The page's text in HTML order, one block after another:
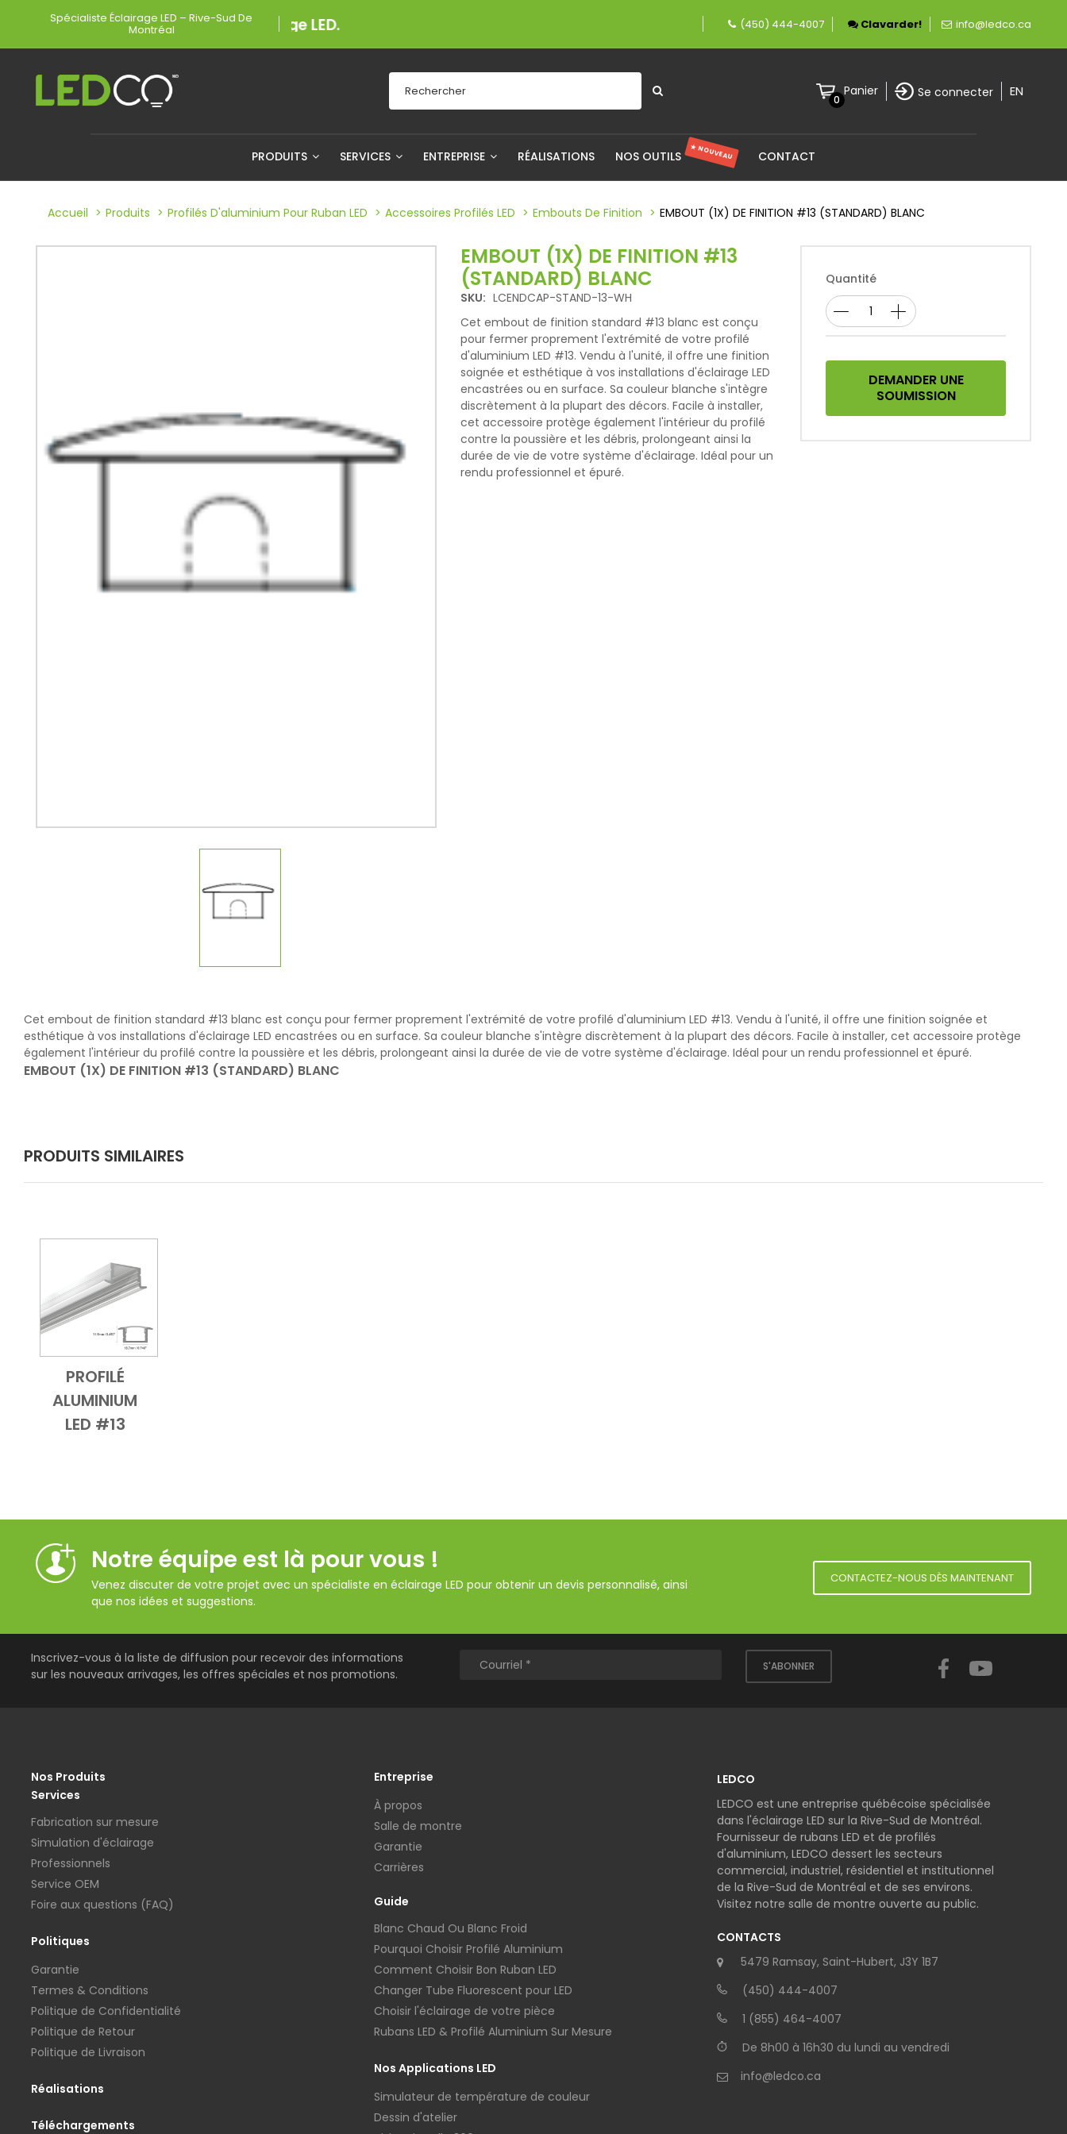
Spécialiste Éclairage LED – Rive-Sud De
Montréal Une entreprise fièrement canadienne spécialisée en
(450) 444-4007 Clavarder! info@ledco.ca
0
Panier Se connecter EN
PRODUITS SERVICES ENTREPRISE RÉALISATIONS NOS OUTILS ★ NOUVEAU CONTACT
Accueil Produits Profilés D'aluminium Pour Ruban LED Accessoires Profilés LED Embouts De Finition EMBOUT (1X) DE FINITION #13 (STANDARD) BLANC
EMBOUT (1X) DE FINITION #13
(STANDARD) BLANC
SKU: LCENDCAP-STAND-13-WH
Cet embout de finition standard #13 blanc est conçu
pour fermer proprement l'extrémité de votre profilé
d'aluminium LED #13. Vendu à l'unité, il offre une finition
soignée et esthétique à vos installations d'éclairage LED
encastrées ou en surface. Sa couleur blanche s'intègre
discrètement à la plupart des décors. Facile à installer,
cet accessoire protège également l'intérieur du profilé
contre la poussière et les débris, prolongeant ainsi la
durée de vie de votre système d'éclairage. Idéal pour un
rendu professionnel et épuré.
Quantité
DEMANDER UNE
SOUMISSION
Cet embout de finition standard #13 blanc est conçu pour fermer proprement l'extrémité de votre profilé d'aluminium LED #13. Vendu à l'unité, il offre une finition soignée et
esthétique à vos installations d'éclairage LED encastrées ou en surface. Sa couleur blanche s'intègre discrètement à la plupart des décors. Facile à installer, cet accessoire protège
également l'intérieur du profilé contre la poussière et les débris, prolongeant ainsi la durée de vie de votre système d'éclairage. Idéal pour un rendu professionnel et épuré.
EMBOUT (1X) DE FINITION #13 (STANDARD) BLANC
PRODUITS SIMILAIRES
Add to CartVue d'ensemble
PROFILÉ
ALUMINIUM
LED #13
Notre équipe est là pour vous !
Venez discuter de votre projet avec un spécialiste en éclairage LED pour obtenir un devis personnalisé, ainsi
que nos idées et suggestions.
CONTACTEZ-NOUS DÈS MAINTENANT
Inscrivez-vous à la liste de diffusion pour recevoir des informations
sur les nouveaux arrivages, les offres spéciales et nos promotions.
S'ABONNER
Facebook
Nos Produits
Services
Fabrication sur mesure
Simulation d'éclairage
Professionnels
Service OEM
Foire aux questions (FAQ)
Politiques
Garantie
Termes & Conditions
Politique de Confidentialité
Politique de Retour
Politique de Livraison
Réalisations
Téléchargements
Entreprise
À propos
Salle de montre
Garantie
Carrières
Guide
Blanc Chaud Ou Blanc Froid
Pourquoi Choisir Profilé Aluminium
Comment Choisir Bon Ruban LED
Changer Tube Fluorescent pour LED
Choisir l'éclairage de votre pièce
Rubans LED & Profilé Aluminium Sur Mesure
Nos Applications LED
Simulateur de température de couleur
Dessin d'atelier
LEDCO
LEDCO est une entreprise québécoise spécialisée
dans l'éclairage LED sur la Rive-Sud de Montréal.
Fournisseur de rubans LED et de profilés
d'aluminium, LEDCO dessert les secteurs
commercial, industriel, résidentiel et institutionnel
de la Rive-Sud de Montréal et de ses environs.
Visitez notre salle de montre ouverte au public.
CONTACTS
5479 Ramsay, Saint-Hubert, J3Y 1B7
(450) 444-4007
1 (855) 464-4007
De 8h00 à 16h30 du lundi au vendredi
info@ledco.ca